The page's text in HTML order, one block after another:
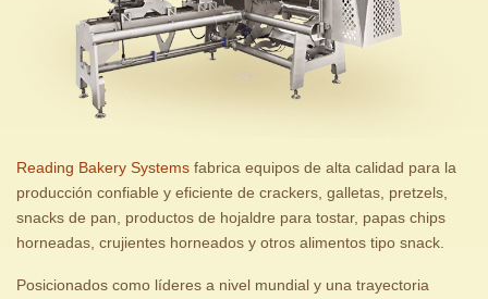
Reading Bakery Systems fabrica equipos de alta calidad para la
producción confiable y eficiente de crackers, galletas, pretzels,
snacks de pan, productos de hojaldre para tostar, papas chips
horneadas, crujientes horneados y otros alimentos tipo snack.
Posicionados como líderes a nivel mundial y una trayectoria